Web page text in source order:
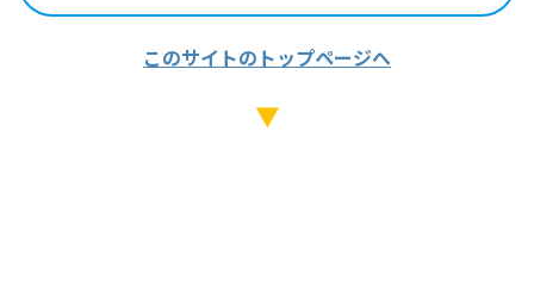
このサイトのトップページへ
▼